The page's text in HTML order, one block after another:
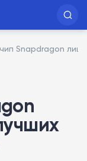
Snapdragon